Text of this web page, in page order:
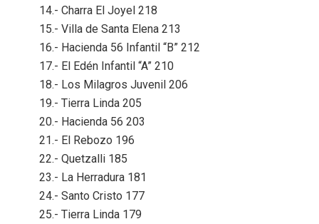
14.- Charra El Joyel 218
15.- Villa de Santa Elena 213
16.- Hacienda 56 Infantil “B” 212
17.- El Edén Infantil “A” 210
18.- Los Milagros Juvenil 206
19.- Tierra Linda 205
20.- Hacienda 56 203
21.- El Rebozo 196
22.- Quetzalli 185
23.- La Herradura 181
24.- Santo Cristo 177
25.- Tierra Linda 179